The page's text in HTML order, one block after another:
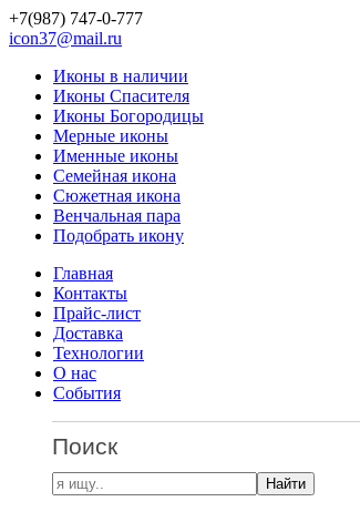
+7(987) 747-0-777
icon37@mail.ru
Иконы в наличии
Иконы Спасителя
Иконы Богородицы
Мерные иконы
Именные иконы
Семейная икона
Сюжетная икона
Венчальная пара
Подобрать икону
Главная
Контакты
Прайс-лист
Доставка
Технологии
О нас
События
Поиск